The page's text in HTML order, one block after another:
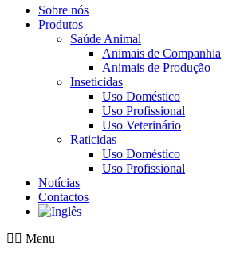
Sobre nós
Produtos
Saúde Animal
Animais de Companhia
Animais de Produção
Inseticidas
Uso Doméstico
Uso Profissional
Uso Veterinário
Raticidas
Uso Doméstico
Uso Profissional
Notícias
Contactos
Menu